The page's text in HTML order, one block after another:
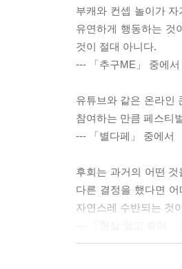
부캐와 컨셉 놀이가
유연하게 행동하는 것
것이 절대 아니다.
--- 「추구ME」 중에서
유튜브와 같은 온라인
참여하는 만큼 페스티
--- 「별다페」 중에서
후회는 과거의 어떤
다른 결정을 했다면
자연스레 수반되는 것